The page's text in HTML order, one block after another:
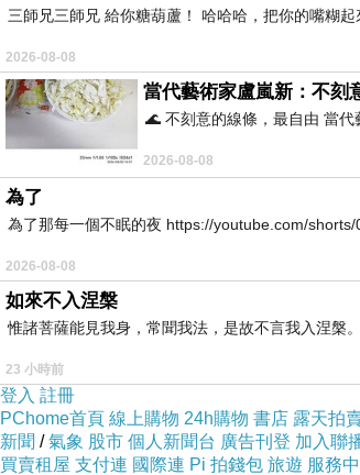
那一夜的斜坡上，我們亂入了死亡。
三師兄三師兄 給你糖葫蘆！ 哈哈哈，把你的嘴糊
2026-08-08
當代藝術家盧嵐新：不刻
🌊 不刻意的線條，最自由 當
2026-08-08
為了
為了那每一個不眠的夜 https://youtube.com/
2026-08-08
如來不入涅槃
惟諸菩薩能見我身，常聞我法，是故不言我入涅槃
23 小時前
登入 註冊
PChome首頁 線上購物 24h購物 書店 露天拍
新聞 /氣象 股市 個人新聞台 廣告刊登 加入聯
買賣租屋 支付連 國際連 Pi 拍錢包 旅遊 服務